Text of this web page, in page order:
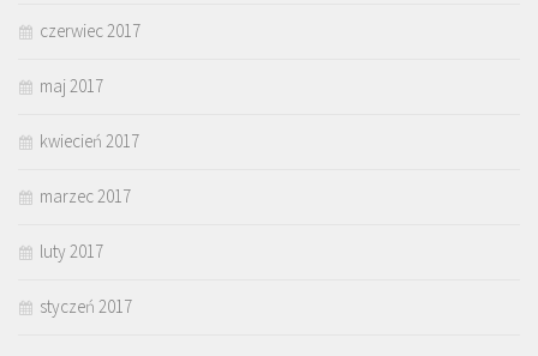
czerwiec 2017
maj 2017
kwiecień 2017
marzec 2017
luty 2017
styczeń 2017